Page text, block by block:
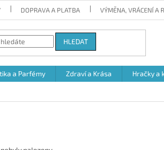
DOPRAVA A PLATBA VÝMĚNA, VRÁCENÍ A
HLEDAT
a Parfémy Zdraví a Krása Hračky a